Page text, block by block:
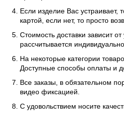
Если изделие Вас
картой, если нет, то просто
Стоимость доставки зависит
рассчитывается индивидуально.
На некоторые категории
Доступные способы оплаты и
Все заказы, в обязательном
видео фиксацией.
С удовольствием носите